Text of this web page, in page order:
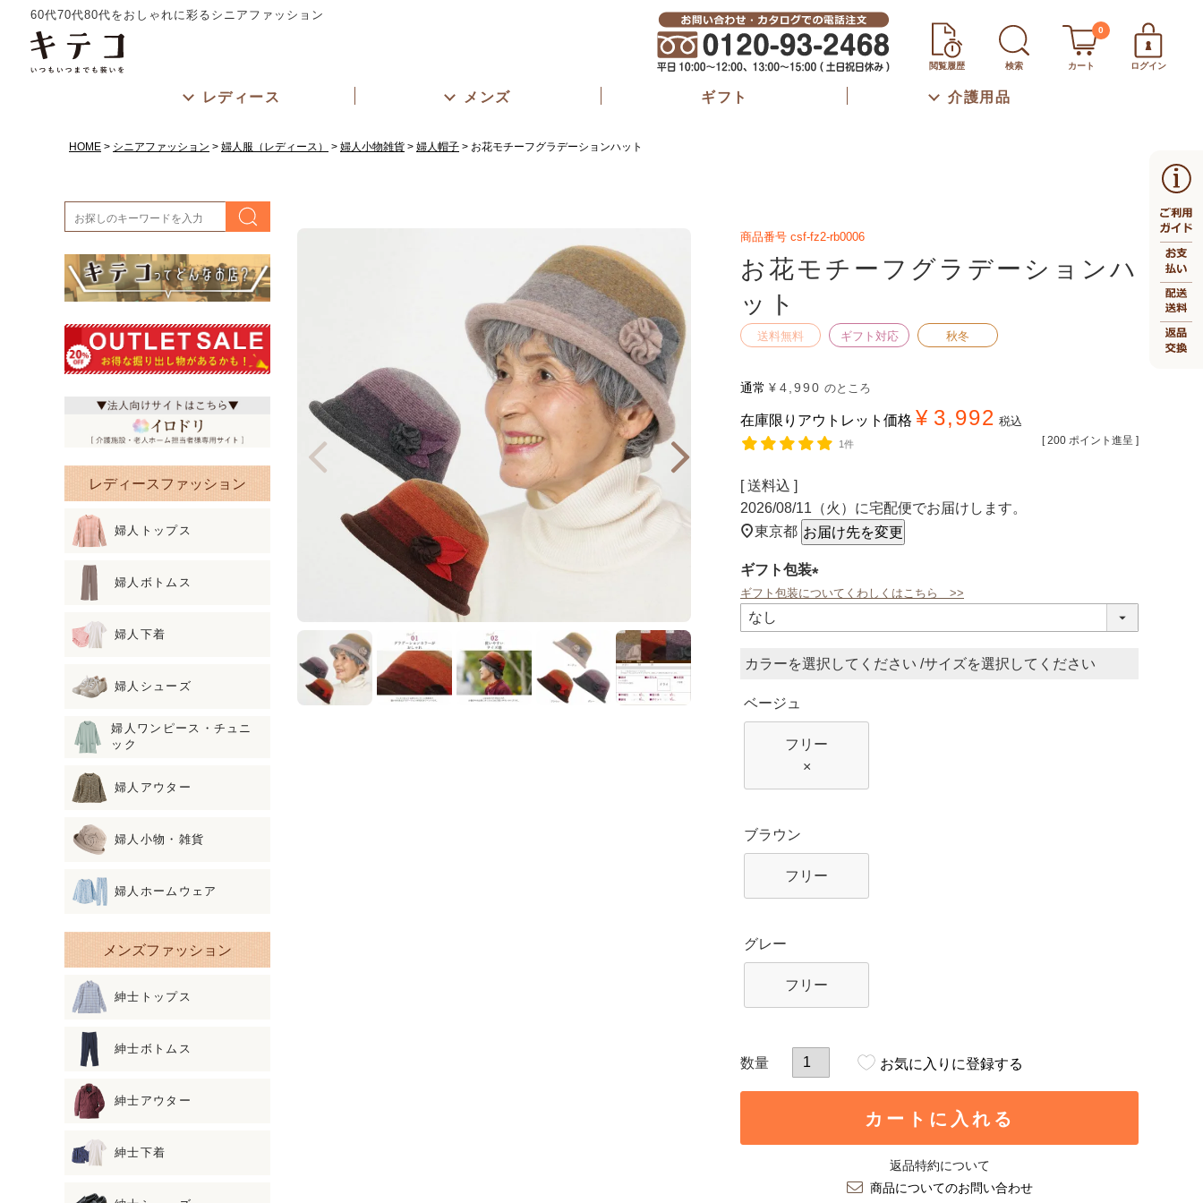
60代70代80代をおしゃれに彩るシニアファッション
閲覧履歴 検索 カート
0
ログイン
レディース メンズ ギフト 介護用品
HOME シニアファッション 婦人服（レディース） 婦人小物雑貨 婦人帽子 お花モチーフグラデーションハット
レディースファッション
婦人トップス
婦人ボトムス
婦人下着
婦人シューズ
婦人ワンピース・チュニ
ック
婦人アウター
婦人小物・雑貨
婦人ホームウェア
メンズファッション
紳士トップス
紳士ボトムス
紳士アウター
紳士下着
商品番号 csf-fz2-rb0006
お花モチーフグラデーションハ
ット
送料無料 ギフト対応 秋冬
通常 ¥ 4,990 のところ
在庫限りアウトレット価格 ¥ 3,992 税込
[ 200 ポイント進呈 ]
1件
送料込
2026/08/11（火） に宅配便でお届けします。
東京都 お届け先を変更
ギフト包装
(必
ギフト包装についてくわしくはこちら >>
カラー サイズ
ベージュ
フリー
×
ブラウン
フリー
グレー
フリー
お気に入りに登録する
カートに入れる
返品特約について
商品についてのお問い合わせ